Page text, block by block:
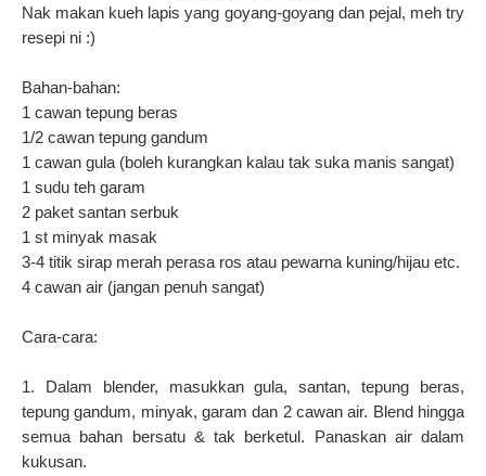
Nak makan kueh lapis yang goyang-goyang dan pejal, meh try
resepi ni :)
Bahan-bahan:
1 cawan tepung beras
1/2 cawan tepung gandum
1 cawan gula (boleh kurangkan kalau tak suka manis sangat)
1 sudu teh garam
2 paket santan serbuk
1 st minyak masak
3-4 titik sirap merah perasa ros atau pewarna kuning/hijau etc.
4 cawan air (jangan penuh sangat)
Cara-cara:
1. Dalam blender, masukkan gula, santan, tepung beras,
tepung gandum, minyak, garam dan 2 cawan air. Blend hingga
semua bahan bersatu & tak berketul. Panaskan air dalam
kukusan.